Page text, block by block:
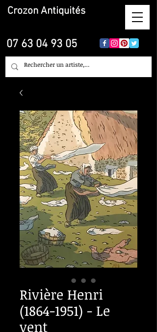
Crozon Antiquités
07 63 04 93 05
Rivière Henri
(1864-1951) - Le
vent